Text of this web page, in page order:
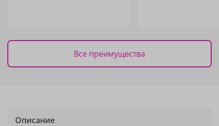
Все преимущества
Описание